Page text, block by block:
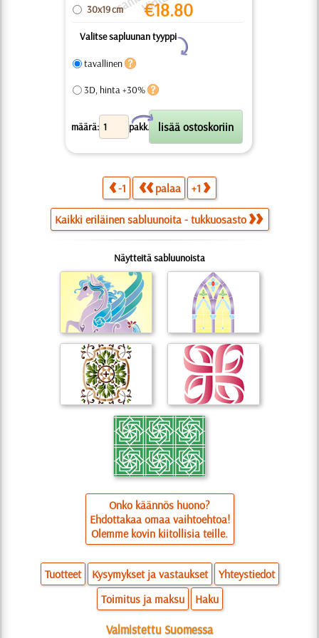
30x19 cm €18.80
Valitse sapluunan tyyppi
Y
tavallinen
3D, hinta +30%
määrä: pakk.
X
-1 palaa +1
Kaikki eriläinen sabluunoita - tukkuosasto
Näytteitä sabluunoista
Onko käännös huono?
Ehdottakaa omaa vaihtoehtoa!
Olemme kovin kiitollisia teille.
Tuotteet Kysymykset ja vastaukset
Yhteystiedot
Toimitus ja maksu
Haku
Valmistettu Suomessa